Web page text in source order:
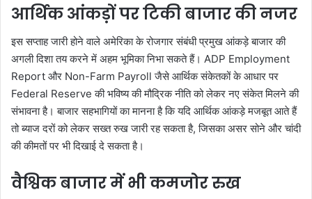
आर्थिक आंकड़ों पर टिकी बाजार की नजर
इस सप्ताह जारी होने वाले अमेरिका के रोजगार संबंधी प्रमुख आंकड़े बाजार की
अगली दिशा तय करने में अहम भूमिका निभा सकते हैं। ADP Employment
Report और Non-Farm Payroll जैसे आर्थिक संकेतकों के आधार पर
Federal Reserve की भविष्य की मौद्रिक नीति को लेकर नए संकेत मिलने की
संभावना है। बाजार सहभागियों का मानना है कि यदि आर्थिक आंकड़े मजबूत आते हैं
तो ब्याज दरों को लेकर सख्त रुख जारी रह सकता है, जिसका असर सोने और चांदी
की कीमतों पर भी दिखाई दे सकता है।
वैश्विक बाजार में भी कमजोर रुख